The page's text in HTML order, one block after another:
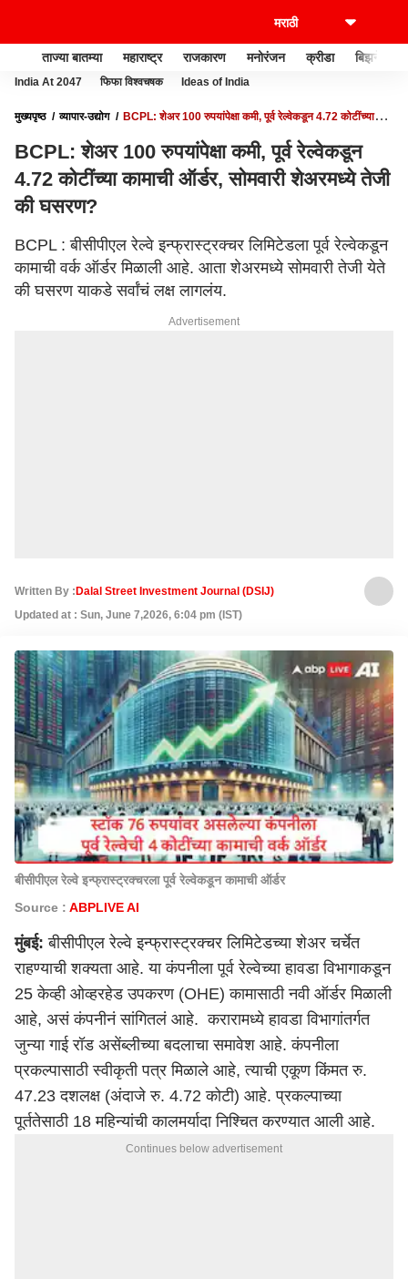
ताज्या बातम्या महाराष्ट्र राजकारण मनोरंजन क्रीडा बिझनेस
India At 2047 फिफा विश्वचषक Ideas of India
मुख्यपृष्ठ व्यापार-उद्योग
BCPL: शेअर 100 रुपयांपेक्षा कमी, पूर्व रेल्वेकडून 4.72 कोटींच्या
BCPL: शेअर 100 रुपयांपेक्षा कमी, पूर्व रेल्वेकडून
4.72 कोटींच्या कामाची ऑर्डर, सोमवारी शेअरमध्ये तेजी
की घसरण?
BCPL : बीसीपीएल रेल्वे इन्फ्रास्ट्रक्चर लिमिटेडला पूर्व रेल्वेकडून
कामाची वर्क ऑर्डर मिळाली आहे. आता शेअरमध्ये सोमवारी तेजी येते
की घसरण याकडे सर्वांचं लक्ष लागलंय.
Advertisement
Written By : Dalal Street Investment Journal (DSIJ)
Updated at : Sun, June 7,2026, 6:04 pm (IST)
बीसीपीएल रेल्वे इन्फ्रास्ट्रक्चरला पूर्व रेल्वेकडून कामाची ऑर्डर
Source : ABPLIVE AI
मुंबई: बीसीपीएल रेल्वे इन्फ्रास्ट्रक्चर लिमिटेडच्या शेअर चर्चेत
राहण्याची शक्यता आहे. या कंपनीला पूर्व रेल्वेच्या हावडा विभागाकडून
25 केव्ही ओव्हरहेड उपकरण (OHE) कामासाठी नवी ऑर्डर मिळाली
आहे, असं कंपनीनं सांगितलं आहे. करारामध्ये हावडा विभागांतर्गत
जुन्या गाई रॉड असेंब्लीच्या बदलाचा समावेश आहे. कंपनीला
प्रकल्पासाठी स्वीकृती पत्र मिळाले आहे, त्याची एकूण किंमत रु.
47.23 दशलक्ष (अंदाजे रु. 4.72 कोटी) आहे. प्रकल्पाच्या
पूर्ततेसाठी 18 महिन्यांची कालमर्यादा निश्चित करण्यात आली आहे.
Continues below advertisement